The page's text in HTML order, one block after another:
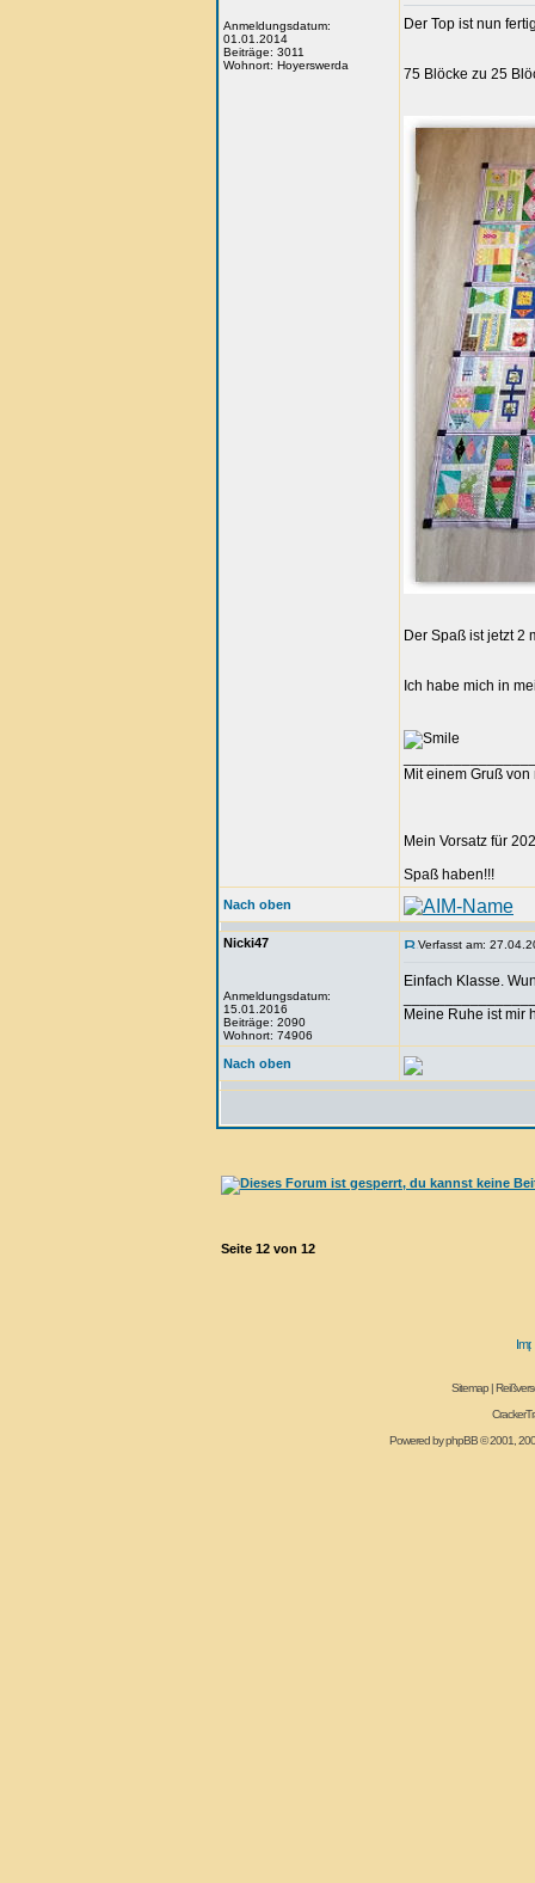
Anmeldungsdatum:
01.01.2014
Beiträge: 3011
Wohnort: Hoyerswerda
Der Top ist nun
75 Blöcke zu 25
Der Spaß ist jetzt 2
Ich habe mich in
Mit einem Gruß von
Mein Vorsatz für
Spaß haben!!!
Nach oben
Nicki47
Anmeldungsdatum:
15.01.2016
Beiträge: 2090
Wohnort: 74906
Verfasst am:
Einfach Klasse.
Meine Ruhe ist mir
Nach oben
Seite 12 von 12
Sitemap |
Powered byphpBB© 2001,